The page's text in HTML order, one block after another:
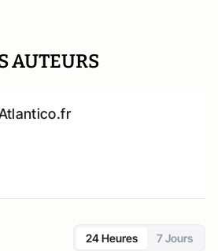
AUTEURS
24 Heures 7 Jours